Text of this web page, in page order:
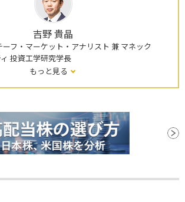
吉野 貴晶
フ・マーケット・アナリスト 兼 マネック
投資工学研究学長
もっと見る